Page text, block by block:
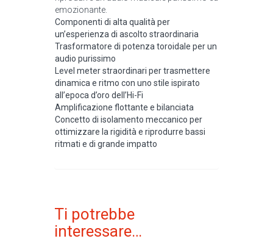
emozionante.
Componenti di alta qualità per
un’esperienza di ascolto straordinaria
Trasformatore di potenza toroidale per un
audio purissimo
Level meter straordinari per trasmettere
dinamica e ritmo con uno stile ispirato
all’epoca d’oro dell’Hi-Fi
Amplificazione flottante e bilanciata
Concetto di isolamento meccanico per
ottimizzare la rigidità e riprodurre bassi
ritmati e di grande impatto
Ti potrebbe
interessare…